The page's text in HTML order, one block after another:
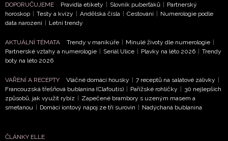
DOPORUČUJEME Pravidla etikety Slovník puberťáků
Partnerský
horoskop
Testy a kvízy Andělská čísla Cestování
Numerologie podle
data narození
Letní trendy
AKTUÁLNÍ TÉMATA Trendy v manikúře Minulé životy dle numerologie
Partnerské vztahy a numerologie
Seriál Ulice Plavky na léto 2026
Trendy
boty na léto 2026
VAŘENÍ A RECEPTY Vláčné domácí housky 7 receptů na salátové zálivky
Francouzská třešňová bublanina (Clafoutis)
Pařížské rohlíčky
30 nejlepších
způsobů, jak využít rybíz
Zapečené brambory s uzeným masem a
smetanou
Domácí iontový nápoj ze tří surovin Nadýchaná bublanina
ČLÁNKY ELLE